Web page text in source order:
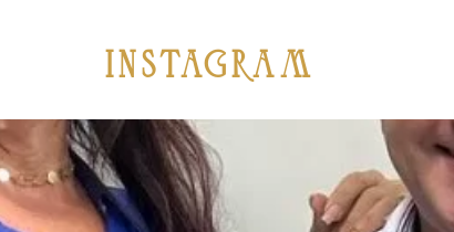
iNSTAGRAM